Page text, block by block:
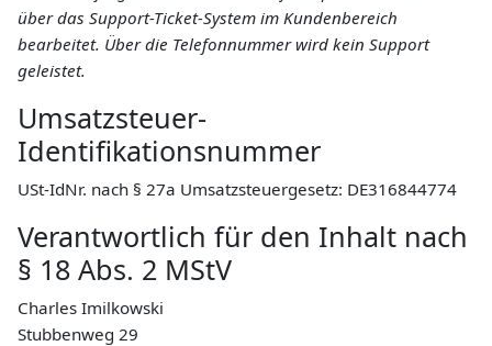
über das Support-Ticket-System im Kundenbereich
bearbeitet. Über die Telefonnummer wird kein Support
geleistet.
Umsatzsteuer-
Identifikationsnummer
USt-IdNr. nach § 27a Umsatzsteuergesetz: DE316844774
Verantwortlich für den Inhalt nach
§ 18 Abs. 2 MStV
Charles Imilkowski
Stubbenweg 29